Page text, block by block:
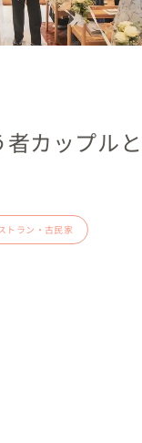
者カップル
トラン・古民家